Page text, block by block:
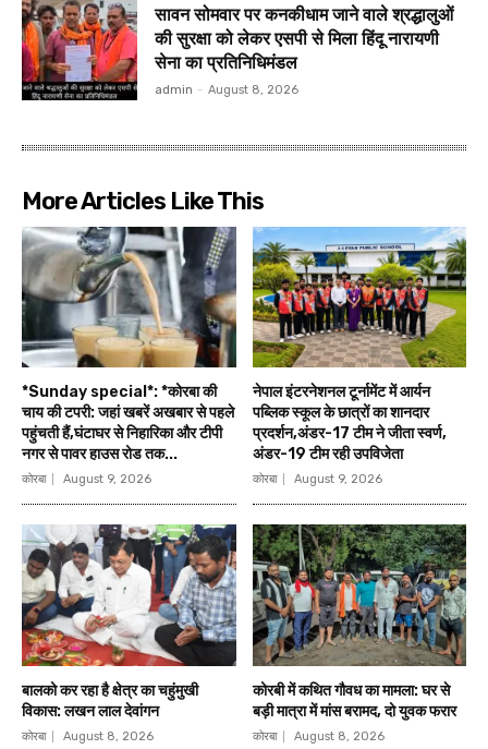
सावन सोमवार पर कनकीधाम जाने वाले श्रद्धालुओं
की सुरक्षा को लेकर एसपी से मिला हिंदू नारायणी
सेना का प्रतिनिधिमंडल
admin - August 8, 2026
More Articles Like This
*Sunday special*: *कोरबा की
चाय की टपरी: जहां खबरें अखबार से पहले
पहुंचती हैं,घंटाघर से निहारिका और टीपी
नगर से पावर हाउस रोड तक...
कोरबा August 9, 2026
नेपाल इंटरनेशनल टूर्नामेंट में आर्यन
पब्लिक स्कूल के छात्रों का शानदार
प्रदर्शन,अंडर-17 टीम ने जीता स्वर्ण,
अंडर-19 टीम रही उपविजेता
कोरबा August 9, 2026
बालको कर रहा है क्षेत्र का चहुंमुखी
विकास: लखन लाल देवांगन
कोरबा August 8, 2026
कोरबी में कथित गौवध का मामला: घर से
बड़ी मात्रा में मांस बरामद, दो युवक फरार
कोरबा August 8, 2026